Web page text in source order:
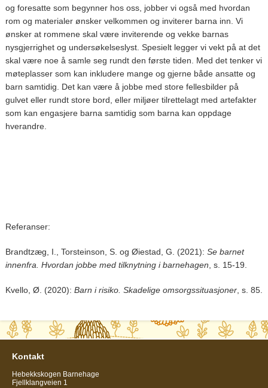
og foresatte som begynner hos oss, jobber vi også med hvordan
rom og materialer ønsker velkommen og inviterer barna inn. Vi
ønsker at rommene skal være inviterende og vekke barnas
nysgjerrighet og undersøkelseslyst. Spesielt legger vi vekt på at det
skal være noe å samle seg rundt den første tiden. Med det tenker vi
møteplasser som kan inkludere mange og gjerne både ansatte og
barn samtidig. Det kan være å jobbe med store fellesbilder på
gulvet eller rundt store bord, eller miljøer tilrettelagt med artefakter
som kan engasjere barna samtidig som barna kan oppdage
hverandre.
Referanser:
Brandtzæg, I., Torsteinson, S. og Øiestad, G. (2021): Se barnet
innenfra. Hvordan jobbe med tilknytning i barnehagen , s. 15-19.
Kvello, Ø. (2020): Barn i risiko. Skadelige omsorgssituasjoner, s. 85.
Kontakt
Hebekkskogen Barnehage
Fjellklangveien 1